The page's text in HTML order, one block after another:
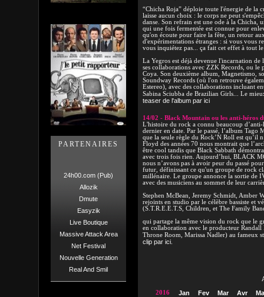
PARTENAIRES
24h00.com (Pub)
Allozik
Dmute
Easyzik
Live Boutique
Massive Attack Area
Net Festival
Nouvelle Generation
Real And Smil
“Chicha Roja” déploie toute l'énergie de la
laisse aucun choix : le corps ne peut
danse. Son refrain est une ode à la Chicha,
qui une fois fermentée est connue pour
qu'on écoute pour faire la fête, un retour
d'expérimentations étranges : si vous vous
vous inquiétez pas... ça fait cet effet à tout
La Yegros est déjà devenue l'incarnation de
ses collaborations avec ZZK Records, ou
Coya. Son deuxième album, Magnetismo,
Soundway Records (où l'on retrouve
Estereo), avec des collaborations incluant
Sabina Sciubba de Brazilian Girls... Le
teaser de l'album par ici
14/02 - Black Mountain ou les anti-héros
L'histoire du rock a connu beaucoup
dernier en date. Par le passé, l’album Tago
que la seule règle du Rock’N Roll est qu’il
Floyd des années 70 nous montrait que
être cool tandis que Black Sabbath
avec trois fois rien. Aujourd’hui, BLACK
nous n’avons pas à avoir peur du passé
futur, définissant ce qu'un groupe de rock
millénaire. Le groupe annonce la sortie de
avec des musiciens au sommet de leur
Stephen McBean, Jeremy Schmidt, Amber
rejoints en studio par le célèbre bassiste et
(S.T.R.E.E.T.S, Children, et The Family
qui partage la même vision du rock que le
en collaboration avec le producteur
Throne Room, Marissa Nadler) au fameux
clip par ici.
2016 Jan Fev Mar Avr